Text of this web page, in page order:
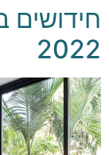
2022